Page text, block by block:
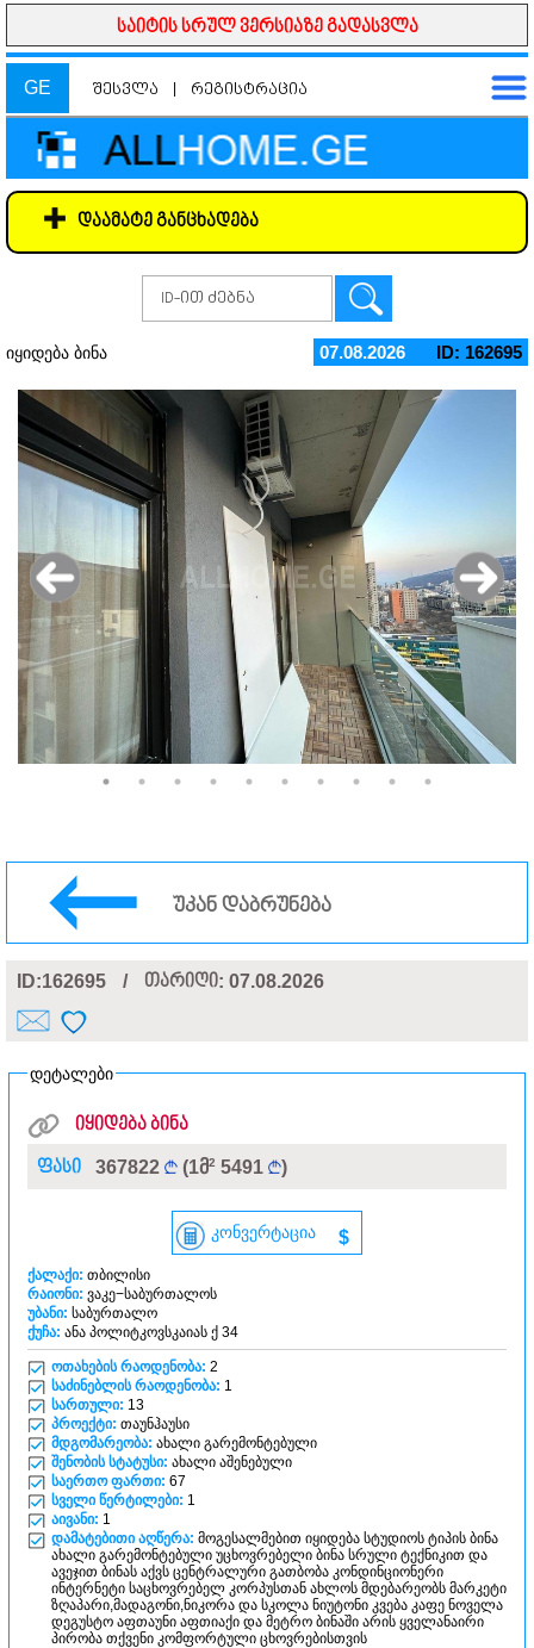
საიტის სრულ ვერსიაზე გადასვლა
GE შესვლა რეგისტრაცია
დაამატე განცხადება
იყიდება ბინა 07.08.2026 ID: 162695
უკან დაბრუნება
ID:162695 / თარიღი: 07.08.2026
დეტალები
იყიდება ბინა
ფასი
367822 (1მ2 5491 )
კონვერტაცია $
ქალაქი: თბილისი
რაიონი: ვაკე−საბურთალოს
უბანი: საბურთალო
ქუჩა: ანა პოლიტკოვსკაიას ქ 34
ოთახების რაოდენობა: 2
საძინებლის რაოდენობა: 1
სართული: 13
პროექტი: თაუნჰაუსი
მდგომარეობა: ახალი გარემონტებული
შენობის სტატუსი: ახალი აშენებული
საერთო ფართი: 67
სველი წერტილები: 1
აივანი: 1
დამატებითი აღწერა: მოგესალმებით იყიდება სტუდიოს ტიპის ბინა
ახალი გარემონტებული უცხოვრებელი ბინა სრული ტექნიკით და
ავეჯით ბინას აქვს ცენტრალური გათბობა კონდინციონერი
ინტერნეტი საცხოვრებელ კორპუსთან ახლოს მდებარეობს მარკეტი
ზღაპარი,მადაგონი,ნიკორა და სკოლა ნიუტონი კვება კაფე ნოველა
დეგუსტო აფთაუნი აფთიაქი და მეტრო ბინაში არის ყველანაირი
პირობა თქვენი კომფორტული ცხოვრებისთვის